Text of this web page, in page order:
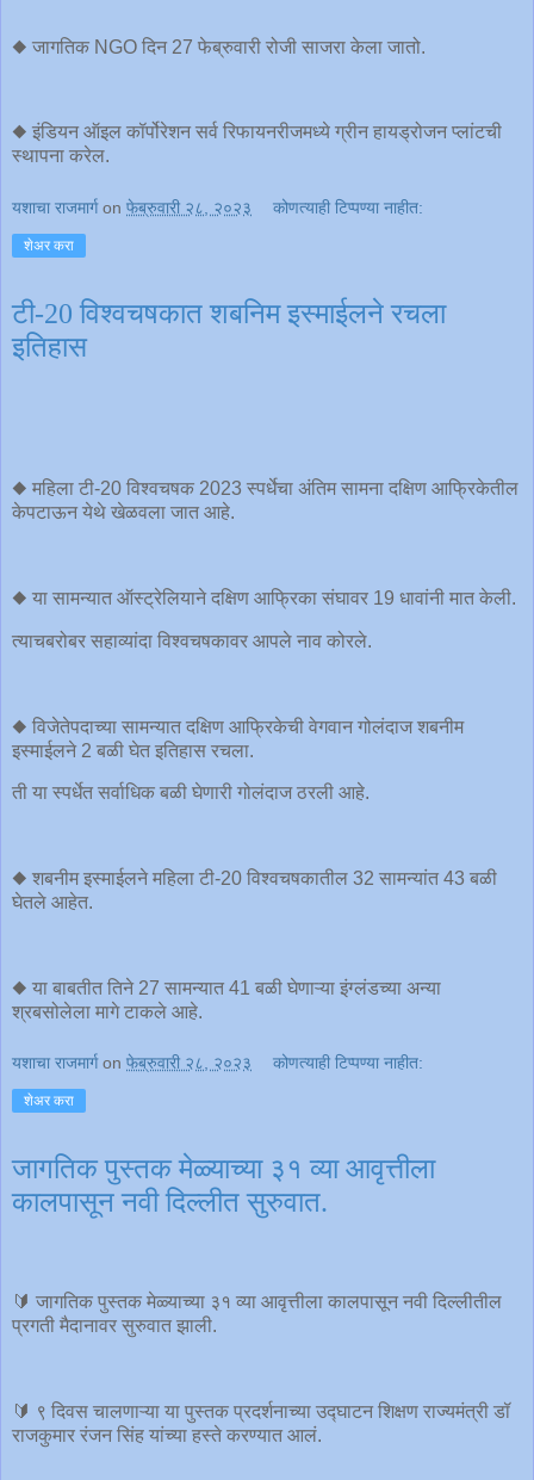
◆ जागतिक NGO दिन 27 फेब्रुवारी रोजी साजरा केला जातो.
◆ इंडियन ऑइल कॉर्पोरेशन सर्व रिफायनरीजमध्ये ग्रीन हायड्रोजन प्लांटची
स्थापना करेल.
यशाचा राजमार्ग on फेब्रुवारी २८, २०२३ कोणत्याही टिप्पण्‍या नाहीत:
शेअर करा
टी-20 विश्वचषकात शबनिम इस्माईलने रचला
इतिहास
◆ महिला टी-20 विश्वचषक 2023 स्पर्धेचा अंतिम सामना दक्षिण आफ्रिकेतील
केपटाऊन येथे खेळवला जात आहे.
◆ या सामन्यात ऑस्ट्रेलियाने दक्षिण आफ्रिका संघावर 19 धावांनी मात केली.
त्याचबरोबर सहाव्यांदा विश्वचषकावर आपले नाव कोरले.
◆ विजेतेपदाच्या सामन्यात दक्षिण आफ्रिकेची वेगवान गोलंदाज शबनीम
इस्माईलने 2 बळी घेत इतिहास रचला.
ती या स्पर्धेत सर्वाधिक बळी घेणारी गोलंदाज ठरली आहे.
◆ शबनीम इस्माईलने महिला टी-20 विश्वचषकातील 32 सामन्यांत 43 बळी
घेतले आहेत.
◆ या बाबतीत तिने 27 सामन्यात 41 बळी घेणाऱ्या इंग्लंडच्या अन्या
श्रबसोलेला मागे टाकले आहे.
यशाचा राजमार्ग on फेब्रुवारी २८, २०२३ कोणत्याही टिप्पण्‍या नाहीत:
शेअर करा
जागतिक पुस्तक मेळ्याच्या ३१ व्या आवृत्तीला
कालपासून नवी दिल्लीत सुरुवात.
🔰 जागतिक पुस्तक मेळ्याच्या ३१ व्या आवृत्तीला कालपासून नवी दिल्लीतील
प्रगती मैदानावर सुरुवात झाली.
🔰 ९ दिवस चालणाऱ्या या पुस्तक प्रदर्शनाच्या उद्घाटन शिक्षण राज्यमंत्री डॉ
राजकुमार रंजन सिंह यांच्या हस्ते करण्यात आलं.